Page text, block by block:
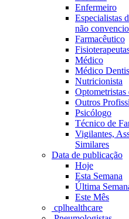
Enfermeiro
Especialistas
não
Farmacêutico
Médico
Médico
Nutricionista
Optometristas
Outros
Psicólogo
Técnico de
Vigilantes,
Similares
Data de publicação
Hoje
Esta Semana
Última
Este Mês
‎ cplhealthcare‬